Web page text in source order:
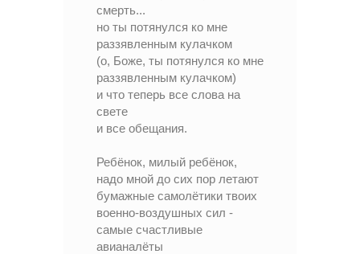
смерть...
но ты потянулся ко мне
раззявленным кулачком
(о, Боже, ты потянулся ко мне
раззявленным кулачком)
и что теперь все слова на
свете
и все обещания.
Ребёнок, милый ребёнок,
надо мной до сих пор летают
бумажные самолётики твоих
военно-воздушных сил -
самые счастливые
авианалёты